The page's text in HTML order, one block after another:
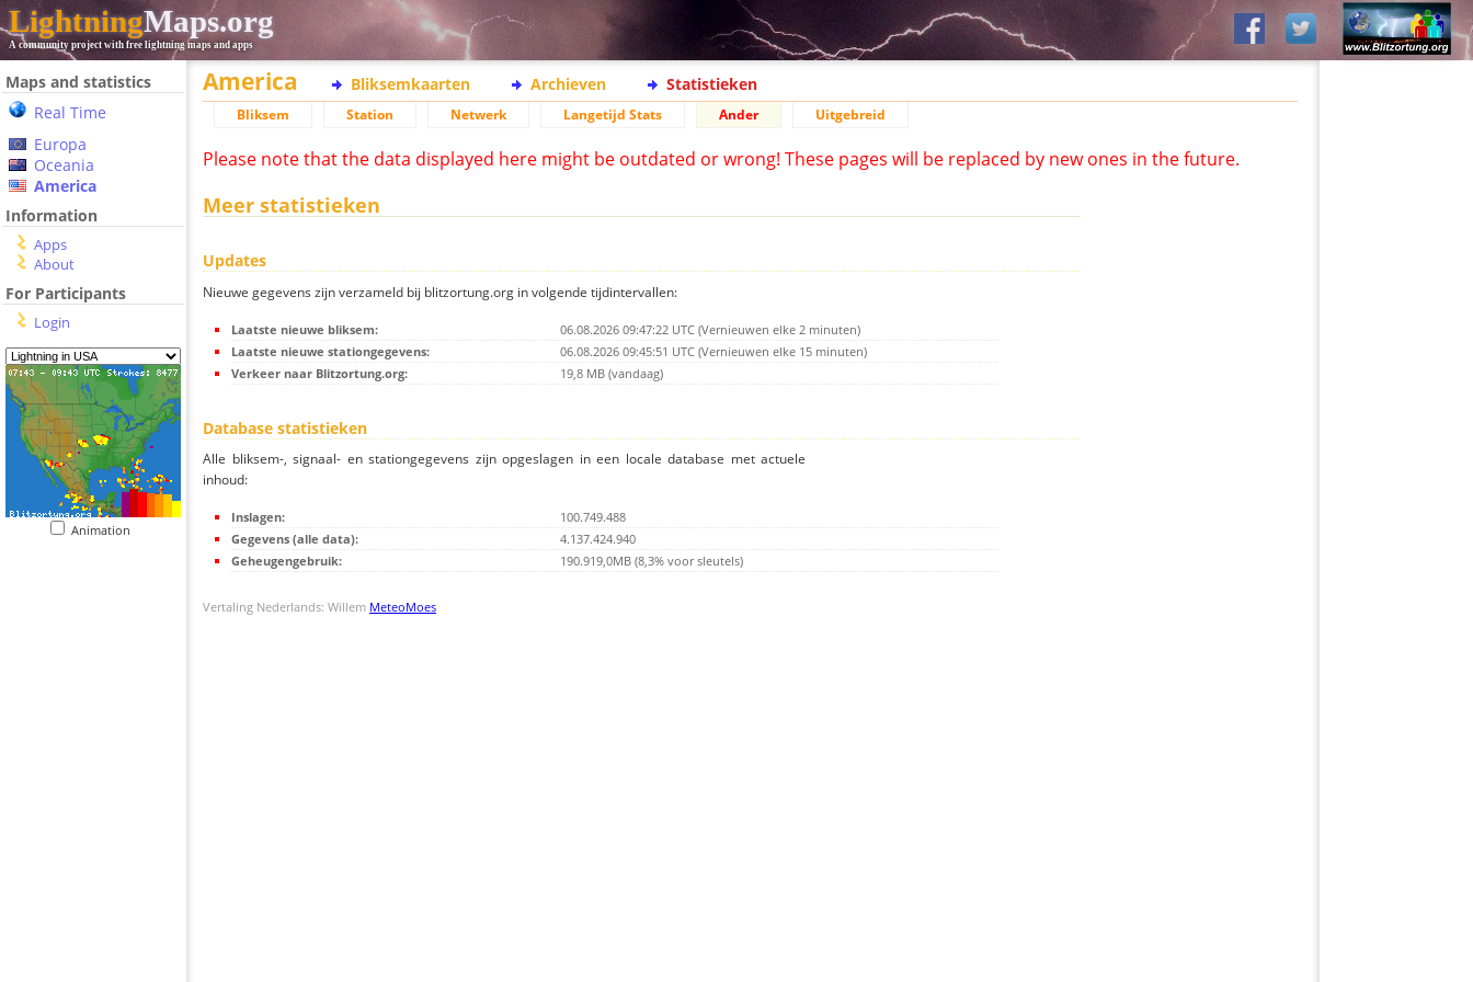
LightningMaps.org
A community project with free lightning maps and apps
Maps and statistics
Real Time
Europa
Oceania
America
Information
Apps
About
For Participants
Login
Animation
America Bliksemkaarten Archieven Statistieken
Bliksem Station Netwerk Langetijd Stats Ander Uitgebreid
Please note that the data displayed here might be outdated or wrong! These pages will be replaced by new ones in the future.
Meer statistieken
Updates
Nieuwe gegevens zijn verzameld bij blitzortung.org in volgende tijdintervallen:
Laatste nieuwe bliksem:
06.08.2026 09:47:22 UTC (Vernieuwen elke 2 minuten)
Laatste nieuwe stationgegevens:
06.08.2026 09:45:51 UTC (Vernieuwen elke 15 minuten)
Verkeer naar Blitzortung.org:
19,8 MB (vandaag)
Database statistieken
Alle bliksem-, signaal- en stationgegevens zijn opgeslagen in een locale database met actuele
inhoud:
Inslagen:
100.749.488
Gegevens (alle data):
4.137.424.940
Geheugengebruik:
190.919,0MB (8,3% voor sleutels)
Vertaling Nederlands: Willem MeteoMoes